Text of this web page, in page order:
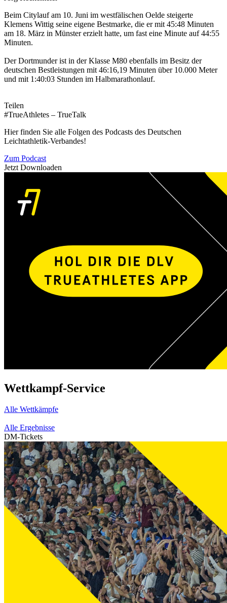
Beim Citylauf am 10. Juni im westfälischen Oelde steigerte
Klemens Wittig seine eigene Bestmarke, die er mit 45:48 Minuten
am 18. März in Münster erzielt hatte, um fast eine Minute auf 44:55
Minuten.
Der Dortmunder ist in der Klasse M80 ebenfalls im Besitz der
deutschen Bestleistungen mit 46:16,19 Minuten über 10.000 Meter
und mit 1:40:03 Stunden im Halbmarathonlauf.
Teilen
#TrueAthletes – TrueTalk
Hier finden Sie alle Folgen des Podcasts des Deutschen
Leichtathletik-Verbandes!
Zum Podcast
Jetzt Downloaden
Wettkampf-Service
Alle Wettkämpfe
Alle Ergebnisse
DM-Tickets